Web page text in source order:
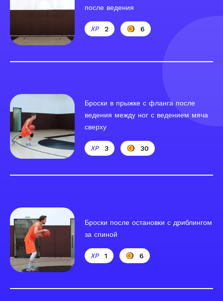
после ведения
2 6
Броски в прыжке с фланга после
ведения между ног с ведением мяча
сверху
3 30
Броски после остановки с дриблингом
за спиной
1 6